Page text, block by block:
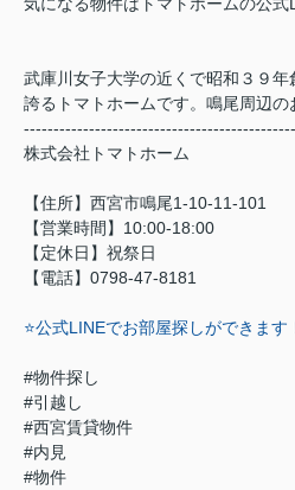
武庫川女子大学の近くで昭和３９
誇るトマトホームです。鳴尾周辺
株式会社トマトホーム
【住所】西宮市鳴尾1-10-11-101
【営業時間】10:00-18:00
【定休日】祝祭日
【電話】0798-47-8181
⭐️公式LINEでお部屋探しができます
#物件探し
#引越し
#西宮賃貸物件
#内見
#物件